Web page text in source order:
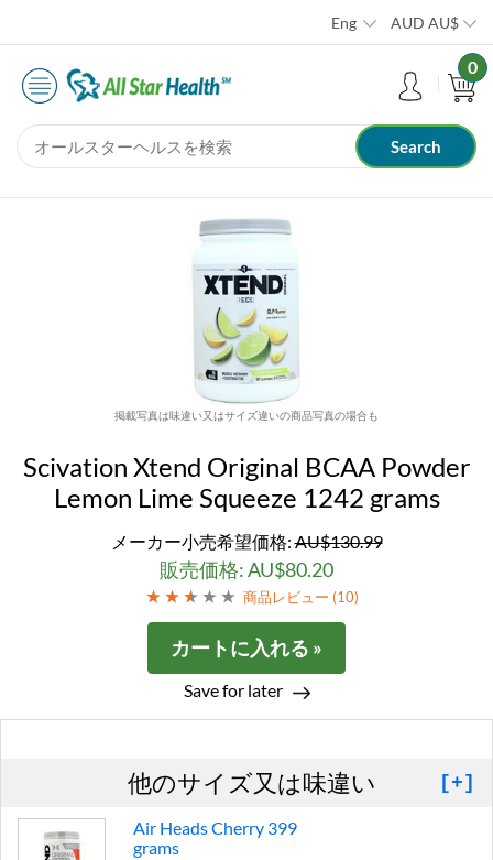
Eng AUD AU$
0
掲載写真は味違い又はサイズ違いの商品写真の場合も
Scivation Xtend Original BCAA Powder
Lemon Lime Squeeze 1242 grams
メーカー小売希望価格:AU$130.99
販売価格: AU$80.20
商品レビュー (10)
カートに入れる »
Save for later
他のサイズ又は味違い [+]
Air Heads Cherry 399
grams